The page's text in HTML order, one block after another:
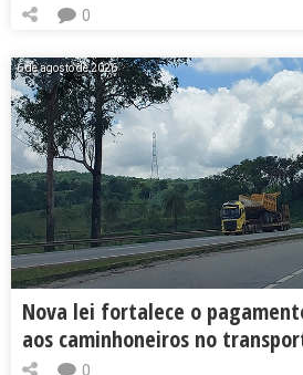
0
6 de agosto de 2026
Nova lei fortalece o
aos caminhoneiros no
0